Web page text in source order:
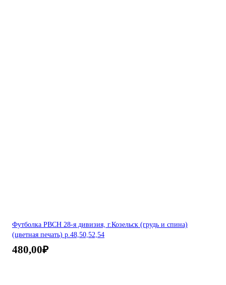
Футболка РВСН 28-я дивизия, г.Козельск (грудь и спина)
(цветная печать) р.48,50,52,54
480,00₽